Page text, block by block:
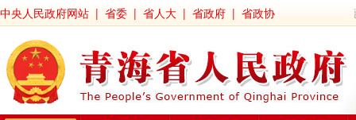
中央人民政府网站 | 省委 | 省人大 | 省政府 | 省政协